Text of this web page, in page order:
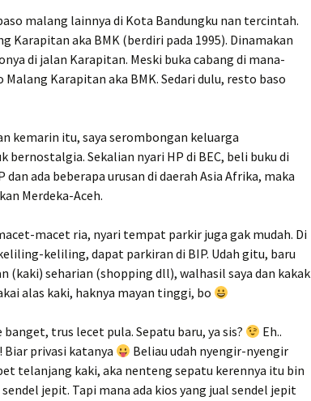
malang lainnya di Kota Bandungku nan tercintah.
Karapitan aka BMK (berdiri pada 1995). Dinamakan
di jalan Karapitan. Meski buka cabang di mana-
Karapitan aka BMK. Sedari dulu, resto baso
kemarin itu, saya serombongan keluarga
bernostalgia. Sekalian nyari HP di BEC, beli buku di
dan ada beberapa urusan di daerah Asia Afrika, maka
Merdeka-Aceh.
macet ria, nyari tempat parkir juga gak mudah. Di
keliling, dapat parkiran di BIP. Udah gitu, baru
(kaki) seharian (shopping dll), walhasil saya dan kakak
alas kaki, haknya mayan tinggi, bo
trus lecet pula. Sepatu baru, ya sis?
Eh..
privasi katanya
Beliau udah nyengir-nyengir
telanjang kaki, aka nenteng sepatu kerennya itu bin
jepit. Tapi mana ada kios yang jual sendel jepit